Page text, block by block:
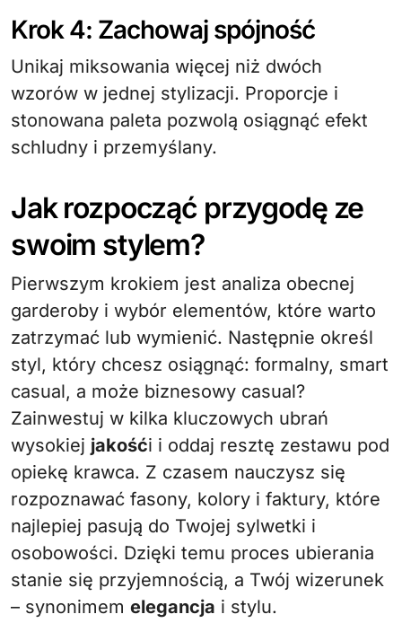
Krok 4: Zachowaj spójność
Unikaj miksowania więcej niż dwóch
wzorów w jednej stylizacji. Proporcje i
stonowana paleta pozwolą osiągnąć efekt
schludny i przemyślany.
Jak rozpocząć przygodę ze
swoim stylem?
Pierwszym krokiem jest analiza obecnej
garderoby i wybór elementów, które warto
zatrzymać lub wymienić. Następnie określ
styl, który chcesz osiągnąć: formalny, smart
casual, a może biznesowy casual?
Zainwestuj w kilka kluczowych ubrań
wysokiej jakośći i oddaj resztę zestawu pod
opiekę krawca. Z czasem nauczysz się
rozpoznawać fasony, kolory i faktury, które
najlepiej pasują do Twojej sylwetki i
osobowości. Dzięki temu proces ubierania
stanie się przyjemnością, a Twój wizerunek
– synonimem elegancja i stylu.